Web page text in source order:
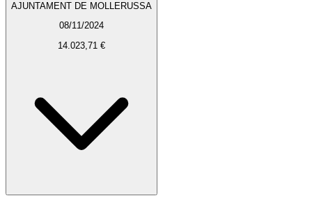
AJUNTAMENT DE MOLLERUSSA
08/11/2024
14.023,71 €